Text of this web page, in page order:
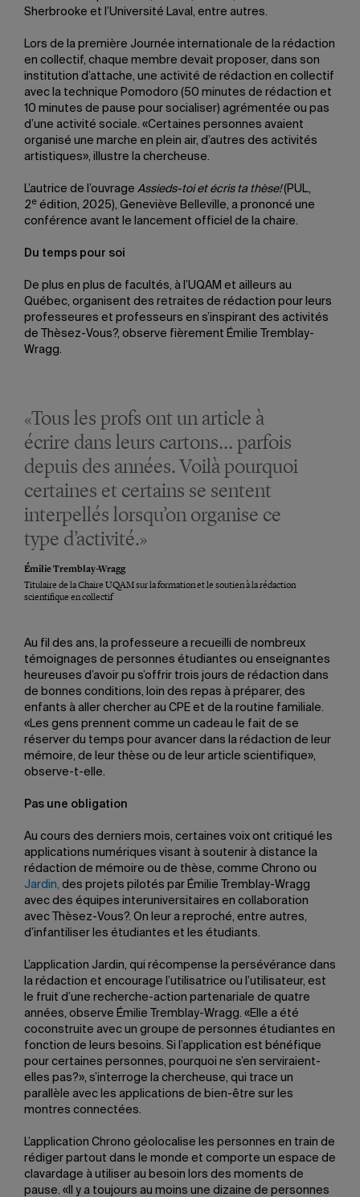
Sherbrooke et l’Université Laval, entre autres.
Lors de la première Journée internationale de la rédaction
en collectif, chaque membre devait proposer, dans son
institution d’attache, une activité de rédaction en collectif
avec la technique Pomodoro (50 minutes de rédaction et
10 minutes de pause pour socialiser) agrémentée ou pas
d’une activité sociale. «Certaines personnes avaient
organisé une marche en plein air, d’autres des activités
artistiques», illustre la chercheuse.
L’autrice de l’ouvrage Assieds-toi et écris ta thèse!(PUL,
2 e édition, 2025), Geneviève Belleville, a prononcé une
conférence avant le lancement officiel de la chaire.
Du temps pour soi
De plus en plus de facultés, à l’UQAM et ailleurs au
Québec, organisent des retraites de rédaction pour leurs
professeures et professeurs en s’inspirant des activités
de Thèsez-Vous?, observe fièrement Émilie Tremblay-
Wragg.
«Tous les profs ont un article à
écrire dans leurs cartons… parfois
depuis des années. Voilà pourquoi
certaines et certains se sentent
interpellés lorsqu’on organise ce
type d’activité.»
Émilie Tremblay-Wragg
Titulaire de la Chaire UQAM sur la formation et le soutien à la rédaction
scientifique en collectif
Au fil des ans, la professeure a recueilli de nombreux
témoignages de personnes étudiantes ou enseignantes
heureuses d’avoir pu s’offrir trois jours de rédaction dans
de bonnes conditions, loin des repas à préparer, des
enfants à aller chercher au CPE et de la routine familiale.
«Les gens prennent comme un cadeau le fait de se
réserver du temps pour avancer dans la rédaction de leur
mémoire, de leur thèse ou de leur article scientifique»,
observe-t-elle.
Pas une obligation
Au cours des derniers mois, certaines voix ont critiqué les
applications numériques visant à soutenir à distance la
rédaction de mémoire ou de thèse, comme Chrono ou
Jardin, des projets pilotés par Émilie Tremblay-Wragg
avec des équipes interuniversitaires en collaboration
avec Thèsez-Vous?. On leur a reproché, entre autres,
d’infantiliser les étudiantes et les étudiants.
L’application Jardin, qui récompense la persévérance dans
la rédaction et encourage l’utilisatrice ou l’utilisateur, est
le fruit d’une recherche-action partenariale de quatre
années, observe Émilie Tremblay-Wragg. «Elle a été
coconstruite avec un groupe de personnes étudiantes en
fonction de leurs besoins. Si l’application est bénéfique
pour certaines personnes, pourquoi ne s’en serviraient-
elles pas?», s’interroge la chercheuse, qui trace un
parallèle avec les applications de bien-être sur les
montres connectées.
L’application Chrono géolocalise les personnes en train de
rédiger partout dans le monde et comporte un espace de
clavardage à utiliser au besoin lors des moments de
pause. «Il y a toujours au moins une dizaine de personnes